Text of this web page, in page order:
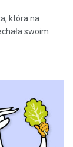
która na
swoim